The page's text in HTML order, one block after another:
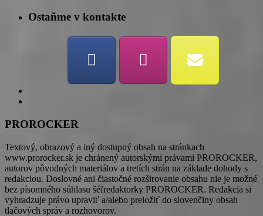
Ostaňme v kontakte
PROROCKER
Textový, obrazový a iný dostupný obsah na stránkach
www.prorocker.sk je chránený autorskými právami PROROCKER,
autorov pôvodných materiálov a tretích strán na základe dohody s
redakciou. Doslovné ani čiastočné rozširovanie obsahu nie je možné
bez písomného súhlasu šéfredaktorky PROROCKER. Redakcia si
vyhradzuje právo upraviť a/alebo preložiť do slovenčiny obsah
tlačových správ a rozhovorov.